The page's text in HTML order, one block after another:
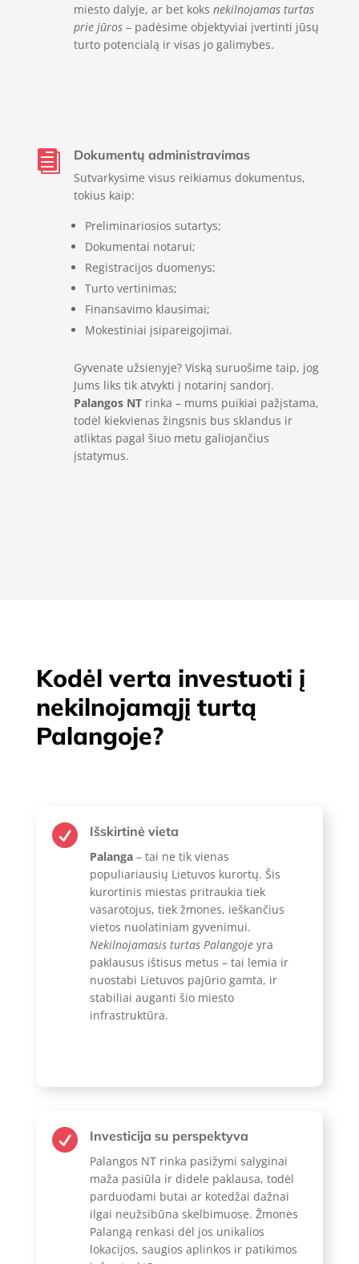
miesto dalyje, ar bet koks nekilnojamas turtas
prie jūros– padėsime objektyviai įvertinti jūsų
turto potencialą ir visas jo galimybes.
 Dokumentų administravimas
Sutvarkysime visus reikiamus dokumentus,
tokius kaip:
Preliminariosios sutartys;
Dokumentai notarui;
Registracijos duomenys;
Turto vertinimas;
Finansavimo klausimai;
Mokestiniai įsipareigojimai.
Gyvenate užsienyje? Viską suruošime taip, jog
Jums liks tik atvykti į notarinį sandorį.
Palangos NTrinka – mums puikiai pažįstama,
todėl kiekvienas žingsnis bus sklandus ir
atliktas pagal šiuo metu galiojančius
įstatymus.
Kodėl verta investuoti į
nekilnojamąjį turtą
Palangoje?
 Išskirtinė vieta
Palanga– tai ne tik vienas
populiariausių Lietuvos kurortų. Šis
kurortinis miestas pritraukia tiek
vasarotojus, tiek žmones, ieškančius
vietos nuolatiniam gyvenimui.
Nekilnojamasis turtas Palangojeyra
paklausus ištisus metus – tai lemia ir
nuostabi Lietuvos pajūrio gamta, ir
stabiliai auganti šio miesto
infrastruktūra.
 Investicija su perspektyva
Palangos NT rinka pasižymi salyginai
maža pasiūla ir didele paklausa, todėl
parduodami butai ar kotedžai dažnai
ilgai neužsibūna skelbimuose. Žmonės
Palangą renkasi dėl jos unikalios
lokacijos, saugios aplinkos ir patikimos